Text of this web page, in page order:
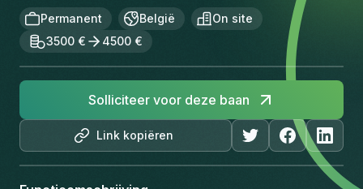
Permanent België
On site
3500 €
4500 €
Link kopiëren
Solliciteer voor deze baan